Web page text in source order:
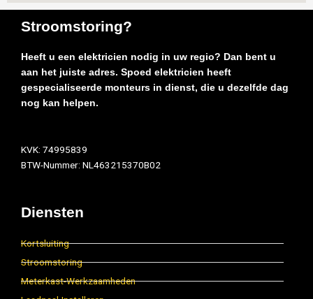
Stroomstoring?
Heeft u een elektricien nodig in uw regio? Dan bent u
aan het juiste adres. Spoed elektricien heeft
gespecialiseerde monteurs in dienst, die u dezelfde dag
nog kan helpen.
KVK: 74995839
BTW-Nummer: NL463215370B02
Diensten
Kortsluiting
Stroomstoring
Meterkast-Werkzaamheden